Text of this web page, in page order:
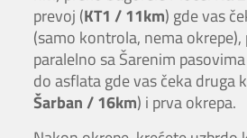
prevoj (KT1 / 11km) gde vas
(samo kontrola, nema okrepe),
paralelno sa Šarenim
do asflata gde vas čeka druga
Šarban / 16km) i prva okrepa.